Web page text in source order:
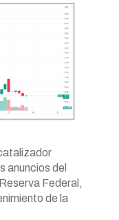
anuncios del
Federal,
de la